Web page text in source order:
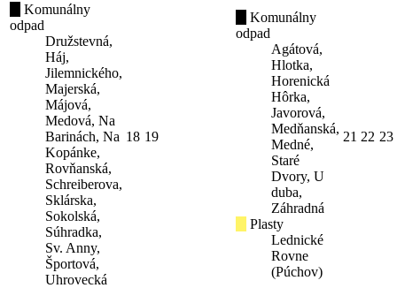
Komunálny
odpad
Družstevná,
Háj,
Jilemnického,
Majerská,
Májová,
Medová, Na
Barinách, Na
Kopánke,
Rovňanská,
Schreiberova,
Sklárska,
Sokolská,
Súhradka,
Sv. Anny,
Športová,
Uhrovecká
18 19
Komunálny
odpad
Agátová,
Hlotka,
Horenická
Hôrka,
Javorová,
Medňanská,
Medné,
Staré
Dvory, U
duba,
Záhradná
Plasty
Lednické
Rovne
(Púchov)
21 22 23